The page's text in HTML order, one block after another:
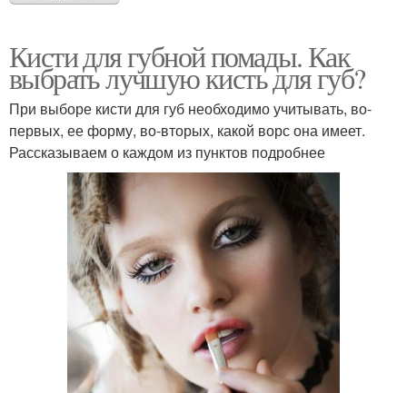
Кисти для губной помады. Как
выбрать лучшую кисть для губ?
При выборе кисти для губ необходимо учитывать, во-
первых, ее форму, во-вторых, какой ворс она имеет.
Рассказываем о каждом из пунктов подробнее